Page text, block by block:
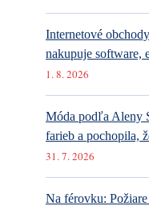
Internetové
nakupuje software,
1. 8. 2026
Móda podľa Aleny
farieb a pochopila,
31. 7. 2026
Na férovku: